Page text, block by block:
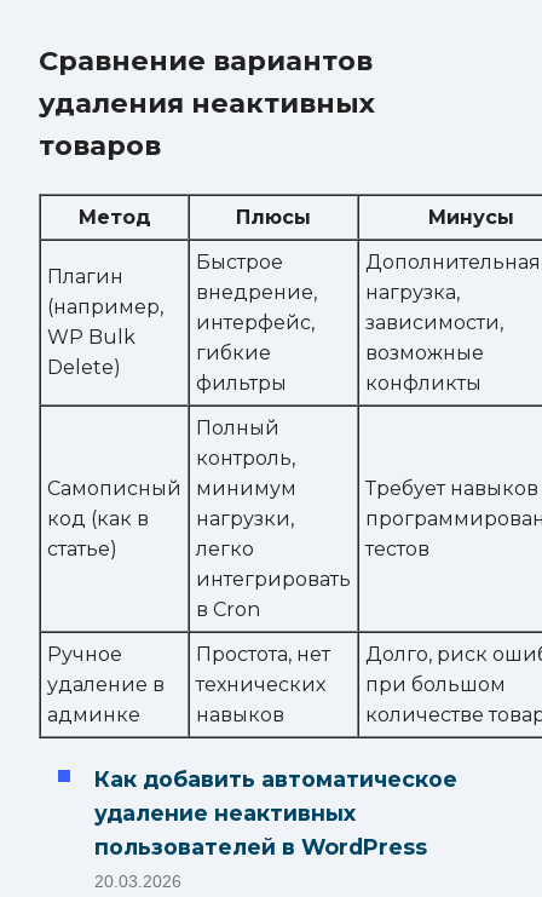
Сравнение вариантов
удаления неактивных
товаров
Метод Плюсы Минусы
Плагин
(например,
WP Bulk
Delete)
Быстрое
внедрение,
интерфейс,
гибкие
фильтры
Дополнительная
нагрузка,
зависимости,
возможные
конфликты
Самописный
код (как в
статье)
Полный
контроль,
минимум
нагрузки,
легко
интегрировать
в Cron
Требует навыков
тестов
Ручное
удаление в
админке
Простота, нет
технических
навыков
Долго, риск
при большом
количестве
Как добавить автоматическое
удаление неактивных
пользователей в WordPress
20.03.2026